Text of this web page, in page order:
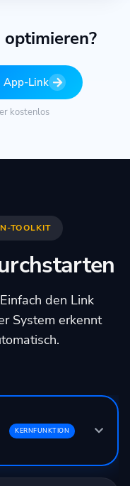
App-Link
kostenlos
TOOLKIT
den Link
System erkennt
KERNFUNKTION